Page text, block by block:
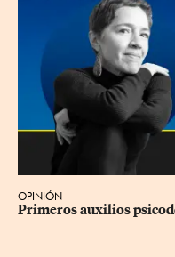
OPINIÓN
Primeros auxilios